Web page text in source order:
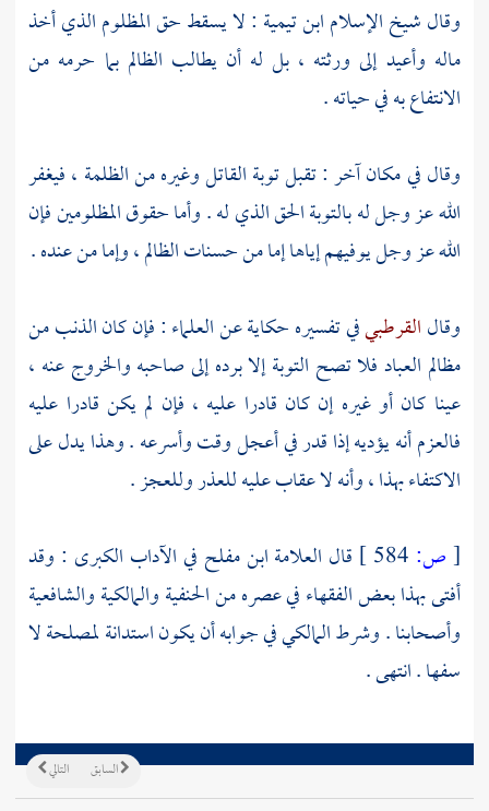
وقال شيخ الإسلامابن تيمية : لا يسقط حق المظلوم الذي أخذ
ماله وأعيد إلى ورثته ، بل له أن يطالب الظالم بما حرمه من
الانتفاع به في حياته .
وقال في مكان آخر : تقبل توبة القاتل وغيره من الظلمة ، فيغفر
الله عز وجل له بالتوبة الحق الذي له . وأما حقوق المظلومين فإن
الله عز وجل يوفيهم إياها إما من حسنات الظالم ، وإما من عنده .
وقالالقرطبيفي تفسيره حكاية عن العلماء : فإن كان الذنب من
مظالم العباد فلا تصح التوبة إلا برده إلى صاحبه والخروج عنه ،
عينا كان أو غيره إن كان قادرا عليه ، فإن لم يكن قادرا عليه
فالعزم أنه يؤديه إذا قدر في أعجل وقت وأسرعه . وهذا يدل على
الاكتفاء بهذا ، وأنه لا عقاب عليه للعذر وللعجز .
[ص: قال العلامةابن مفلح في الآداب الكبرى : وقد
أفتى بهذا بعض الفقهاء في عصره من الحنفية والمالكية والشافعية
وأصحابنا . وشرط المالكي في جوابه أن يكون استدانة لمصلحة لا
سفها . انتهى .
التالي السابق